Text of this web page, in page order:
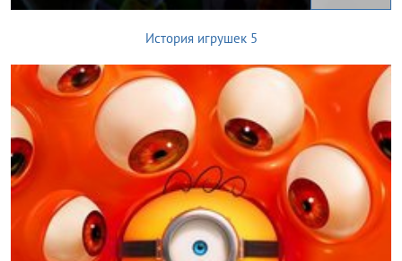
История игрушек 5